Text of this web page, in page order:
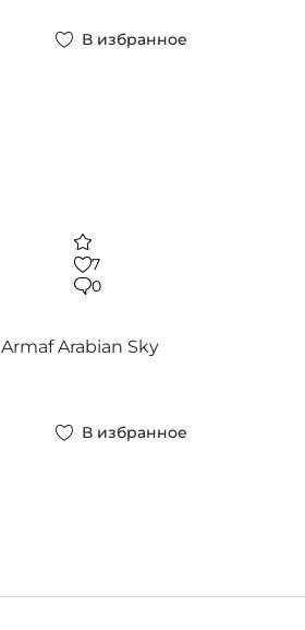
В избранное
7
0
Armaf Arabian Sky
В избранное